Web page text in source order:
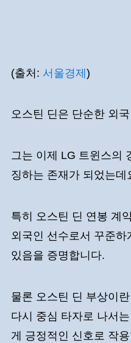
(출처: 서울경제)
오스틴 딘은 단순한 외
그는 이제 LG 트윈스의
징하는 존재가 되었는데
특히 오스틴 딘 연봉 계
외국인 선수로서 꾸준
있음을 증명합니다.
물론 오스틴 딘 부상이
다시 중심 타자로 나서
게 긍정적인 신호로 작